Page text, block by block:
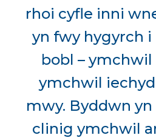
rhoi cyfle inni
yn fwy hygyrch
bobl –
ymchwil
mwy. Byddwn
clinig ymchwil